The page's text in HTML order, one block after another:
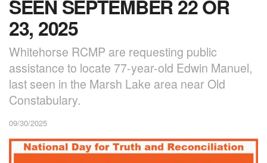
SEEN SEPTEMBER 22 OR
23, 2025
Whitehorse RCMP are requesting public
assistance to locate 77-year-old Edwin Manuel,
last seen in the Marsh Lake area near Old
Constabulary.
09/30/2025